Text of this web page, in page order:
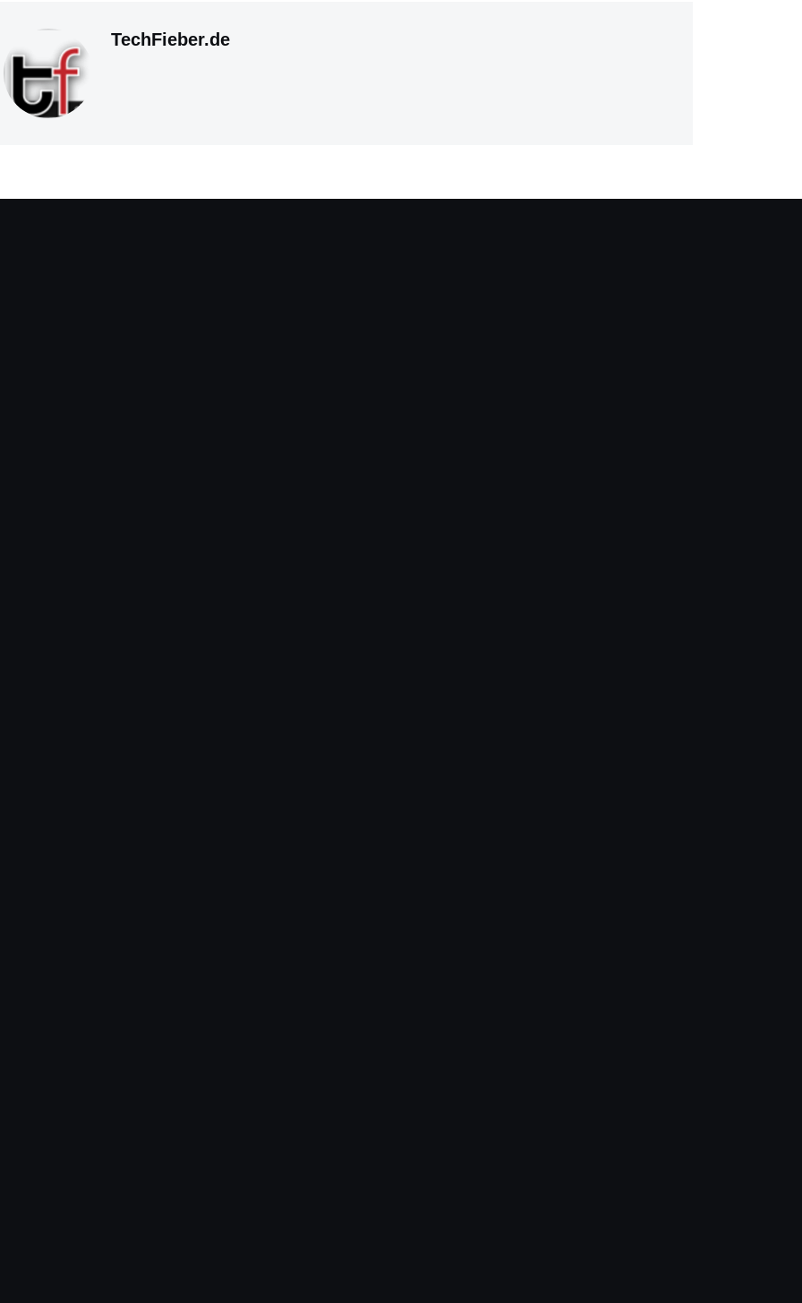
TechFieber.de